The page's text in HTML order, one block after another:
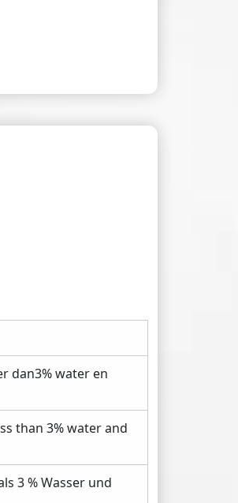
dan3% water en
than 3% water and
3 % Wasser und